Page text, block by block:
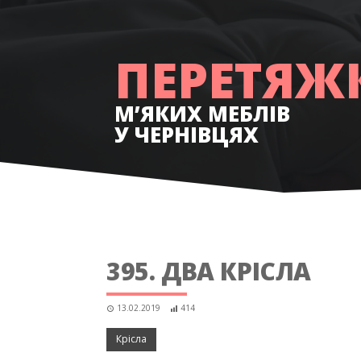
М’ЯКИХ МЕБЛІВ
У ЧЕРНІВЦЯХ
395. ДВА КРІСЛА
13.02.2019 414
Крісла